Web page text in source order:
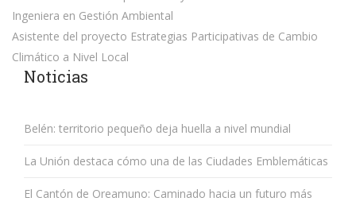
Ingeniera en Gestión Ambiental
Asistente del proyecto Estrategias Participativas de Cambio
Climático a Nivel Local
Noticias
Belén: territorio pequeño deja huella a nivel mundial
La Unión destaca cómo una de las Ciudades Emblemáticas
El Cantón de Oreamuno: Caminado hacia un futuro más